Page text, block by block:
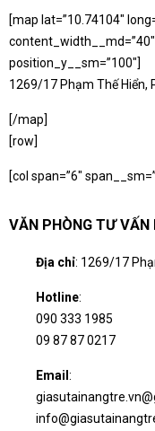
[map lat=”10.74104″
position_y__sm=”100″]
1269/17 Phạm Thế Hiển,
[/map]
[row]
[col span=”6″
VĂN PHÒNG TƯ VẤN
Địa chỉ: 1269/17
Hotline:
090 333 1985
09 87 87 0217
Email :